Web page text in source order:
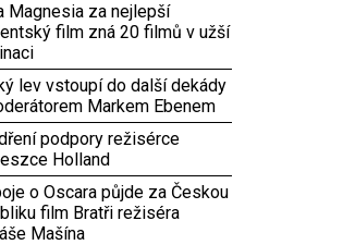
Magnesia za nejlepší
film zná 20 filmů v užší
lev vstoupí do další dekády
Markem Ebenem
podpory režisérce
Holland
o Oscara půjde za Českou
film Bratři režiséra
Mašína